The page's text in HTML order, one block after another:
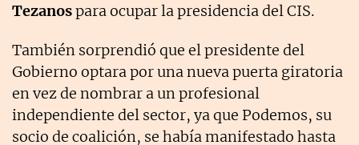
Tezanospara ocupar la presidencia del CIS.
También sorprendió que el presidente del
Gobierno optara por una nueva puerta giratoria
en vez de nombrar a un profesional
independiente del sector, ya que Podemos, su
socio de coalición, se había manifestado hasta